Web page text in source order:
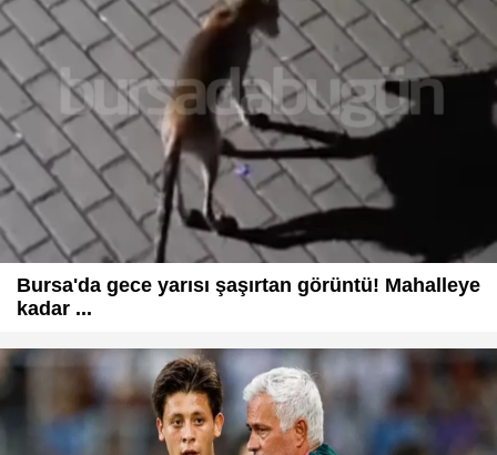
Bursa'da gece yarısı şaşırtan görüntü! Mahalleye
kadar ...